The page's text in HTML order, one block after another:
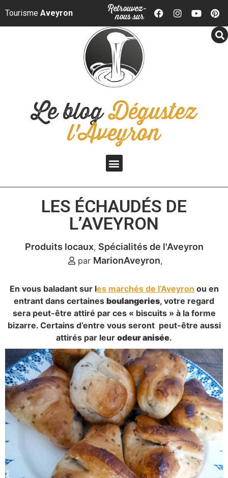
Panneau de gestion des cookies
Tourisme Aveyron Retrouvez-
nous sur
Le blogDégustez
l'Aveyron
LES ÉCHAUDÉS DE
L’AVEYRON
Produits locaux Spécialités de l'Aveyron
par MarionAveyron
En vous baladant sur les marchés de l’Aveyron ou en
entrant dans certaines boulangeries, votre regard
sera peut-être attiré par ces « biscuits » à la forme
bizarre. Certains d’entre vous seront peut-être aussi
attirés par leur odeur anisée.